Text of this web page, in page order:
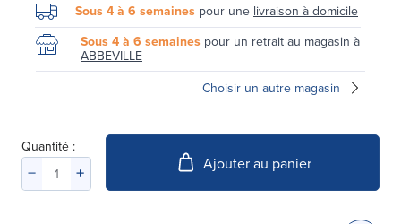
Sous 4 à 6 semaines pour une livraison à domicile
Sous 4 à 6 semaines pour un retrait au magasin à
ABBEVILLE
Choisir un autre magasin
Quantité :
Ajouter au panier